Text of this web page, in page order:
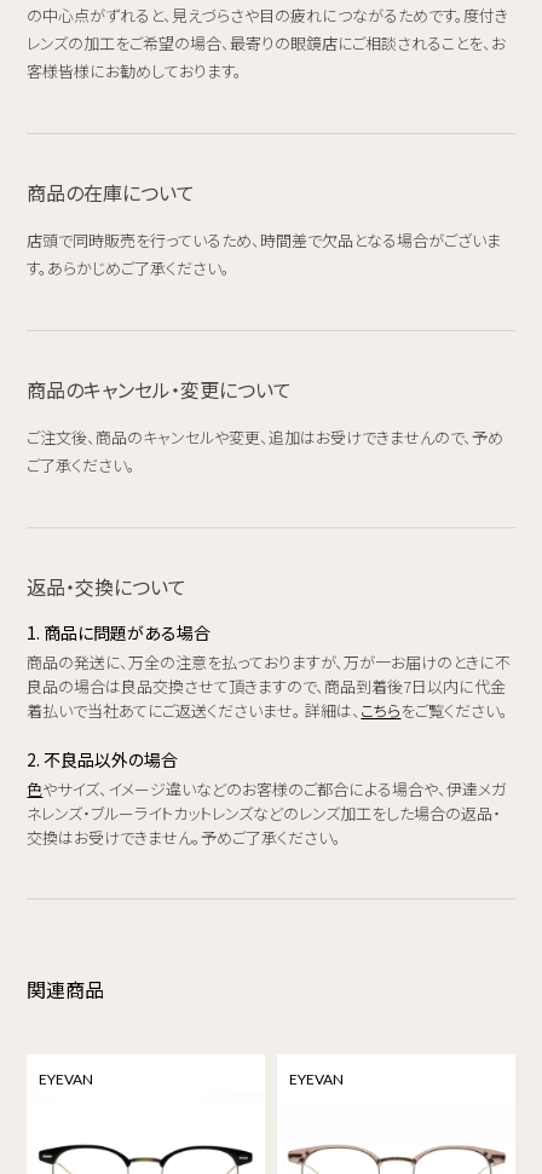
の中心点がずれると、見えづらさや目の疲れにつながるためです。度付き
レンズの加工をご希望の場合、最寄りの眼鏡店にご相談されることを、お
客様皆様にお勧めしております。
商品の在庫について
店頭で同時販売を行っているため、時間差で欠品となる場合がございま
す。あらかじめご了承ください。
商品のキャンセル・変更について
ご注文後、商品のキャンセルや変更、追加はお受けできませんので、予め
ご了承ください。
返品・交換について
1. 商品に問題がある場合
商品の発送に、万全の注意を払っておりますが、万が一お届けのときに不
良品の場合は良品交換させて頂きますので、商品到着後7日以内に代金
着払いで当社あてにご返送くださいませ。 詳細は、 こちらをご覧ください。
2. 不良品以外の場合
色やサイズ、イメージ違いなどのお客様のご都合による場合や、伊達メガ
ネレンズ・ブルーライトカットレンズなどのレンズ加工をした場合の返品・
交換はお受けできません。予めご了承ください。
関連商品
EYEVAN EYEVAN